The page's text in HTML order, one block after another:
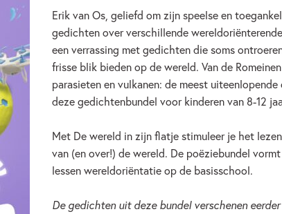
Erik van Os, geliefd om zijn speelse en
gedichten over verschillende
een verrassing met gedichten die soms
frisse blik bieden op de wereld. Van de
parasieten en vulkanen: de meest
deze gedichtenbundel voor kinderen van 8-12
Met De wereld in zijn flatje stimuleer je het
van (en over!) de wereld. De poëziebundel
lessen wereldoriëntatie op de basisschool.
De gedichten uit deze bundel verschenen